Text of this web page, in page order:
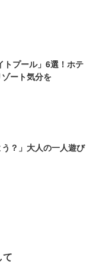
トプール」6選！ホテ
ート気分を
う？」大人の一人遊び
て